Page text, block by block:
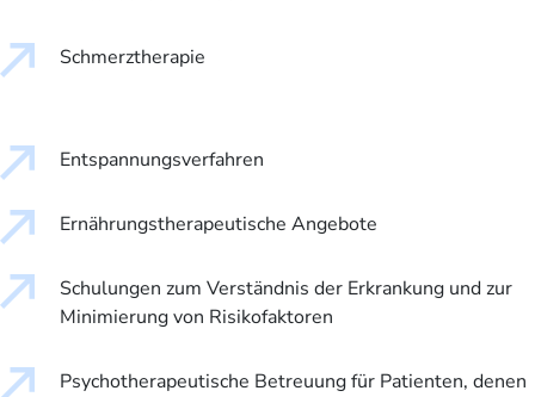
Schmerztherapie
Entspannungsverfahren
Ernährungstherapeutische Angebote
Schulungen zum Verständnis der Erkrankung und zur
Minimierung von Risikofaktoren
Psychotherapeutische Betreuung für Patienten, denen